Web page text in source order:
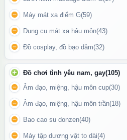
🔥Vòng bi xoay bên trong đầu nhỏ
như thật, kích thích sâu vùng điểm
đạt cực khoái mà không cần nhiều
🌪️Chế độ rung mạnh ở đầu lớn
đến mạnh mẽ, phù hợp cả khi
massage ngoài vùng âm vật và
🔄Hai chế độ hoạt động độc lập
dùng tự điều chỉnh tùy theo khoái
ngoài vừa xoay sâu bên trong cùng
🔋Pin sạc dung lượng lớn, sử
Máy mát xa điểm G(59)
Dụng cụ mát xa hậu môn(43)
Đồ cosplay, đồ bạo dâm(32)
Đồ chơi tình yêu nam, gay(105)
Âm đạo, miệng, hậu môn cup(30)
Âm đạo, miệng, hậu môn trần(18)
Bao cao su donzen(40)
Máy tập dương vật to dài(4)